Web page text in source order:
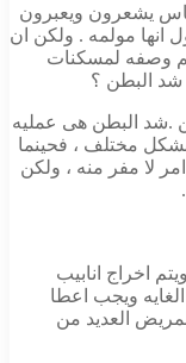
یشعرون ویعبرون
انها مولمه . ولکن ان
وصفه لمسکنات
شد البطن ؟
.شد البطن هی عملیه
مختلف ، فحینما
لا مفر منه ، ولکن
اخراج انابیب
ویجب اعطا
العدید من